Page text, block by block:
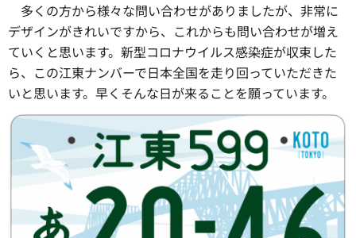
多くの方から様々な問い合わせがありましたが、非常に
デザインがきれいですから、これからも問い合わせが増え
ていくと思います。新型コロナウイルス感染症が収束した
ら、この江東ナンバーで日本全国を走り回っていただきた
いと思います。早くそんな日が来ることを願っています。